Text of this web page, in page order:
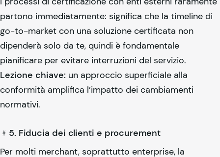
partono immediatamente: significa che la timeline di
go-to-market con una soluzione certificata non
dipenderà solo da te, quindi è fondamentale
pianificare per evitare interruzioni del servizio.
Lezione chiave: un approccio superficiale alla
conformità amplifica l’impatto dei cambiamenti
normativi.
﹟5. Fiducia dei clienti e procurement
Per molti merchant, soprattutto enterprise, la